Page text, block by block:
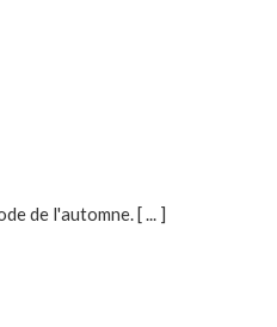
de l'automne. [ ... ]